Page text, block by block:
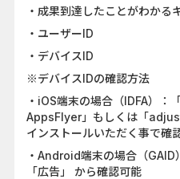
・成果到達したことがわかる
・ユーザーID
・デバイスID
※デバイスIDの確認方法
・iOS端末の場合（IDFA）
AppsFlyer」もしくは「
インストールいただく事で確
・Android端末の場合（
「広告」 から確認可能